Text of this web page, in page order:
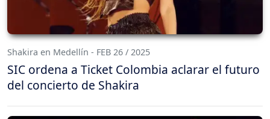
Shakira en Medellín - FEB 26 / 2025
SIC ordena a Ticket Colombia aclarar el futuro
del concierto de Shakira